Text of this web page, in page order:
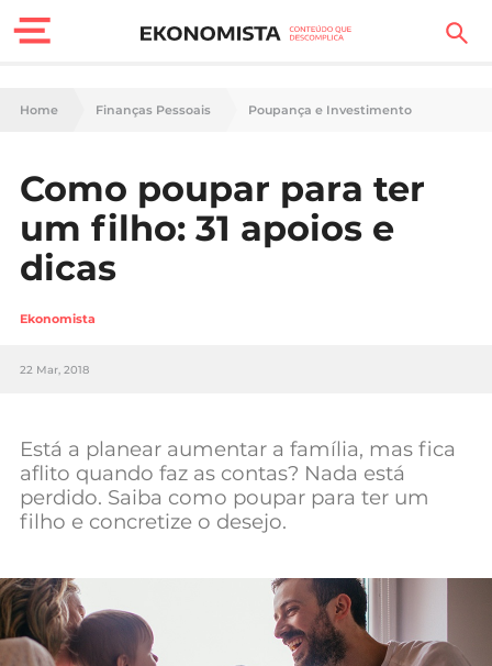
Finanças Pessoais
Carreira
Casa
Lifestyle
Sociedade
Negócios
Mundial 2026
Home Finanças Pessoais Poupança e Investimento
Como poupar para ter
um filho: 31 apoios e
dicas
Ekonomista
22 Mar, 2018
Está a planear aumentar a família, mas fica
aflito quando faz as contas? Nada está
perdido. Saiba como poupar para ter um
filho e concretize o desejo.